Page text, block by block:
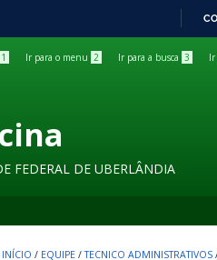
1 Ir para o menu 2 Ir para a busca 3
FEDERAL DE UBERLÂNDIA
INÍCIO / EQUIPE / TECNICO ADMINISTRATIVOS